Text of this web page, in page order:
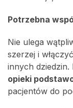
Potrzebna
Nie ulega
szerzej i
innych dziedzin.
opieki
pacjentów do